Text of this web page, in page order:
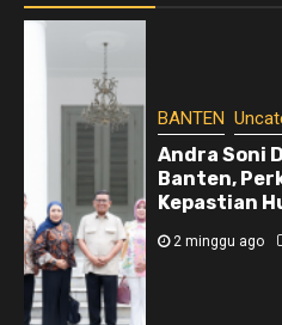
BANTEN
Andra Soni
Banten,
Kepastian
2 minggu ago